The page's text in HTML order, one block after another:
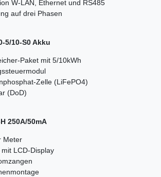
W-LAN, Ethernet und RS485
auf drei Phasen
5/10-S0 Akku
Paket mit 5/10kWh
Zelle (LiFePO4)
(DoD)
250A/50mA
Meter
LCD-Display